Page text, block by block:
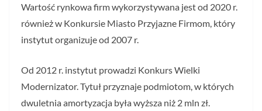
Wartość rynkowa firm wykorzystywana jest od 2020 r.
również w Konkursie Miasto Przyjazne Firmom, który
instytut organizuje od 2007 r.
Od 2012 r. instytut prowadzi Konkurs Wielki
Modernizator. Tytuł przyznaje podmiotom, w których
dwuletnia amortyzacja była wyższa niż 2 mln zł.